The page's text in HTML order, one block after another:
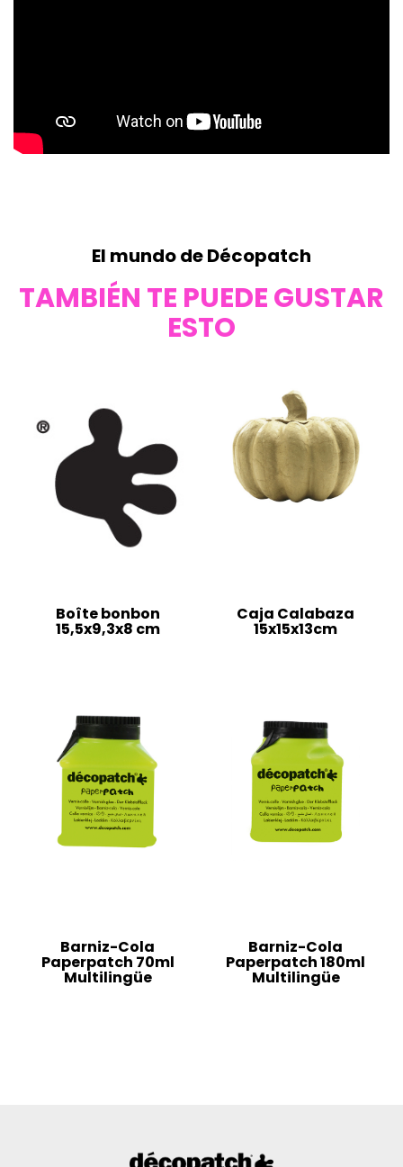
El mundo de Décopatch
TAMBIÉN TE PUEDE GUSTAR
ESTO
Boîte bonbon
15,5x9,3x8 cm
Caja Calabaza
15x15x13cm
Barniz-Cola
Paperpatch 70ml
Multilingüe
Barniz-Cola
Paperpatch 180ml
Multilingüe